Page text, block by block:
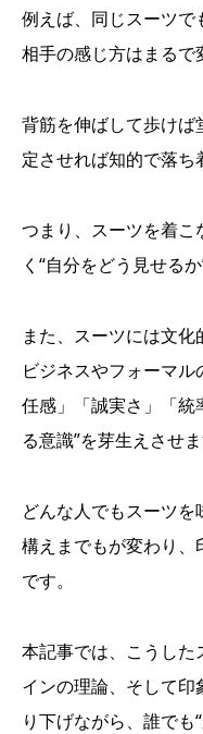
例えば、同じスーツで
相手の感じ方はまるで
背筋を伸ばして歩け
定させれば知的で落ち
つまり、スーツを着こ
く“自分をどう見せる
また、スーツには文
ビジネスやフォーマ
任感」「誠実さ」「統
る意識”を芽生えさせま
どんな人でもスーツ
構えまでもが変わり
です。
本記事では、こうし
インの理論、そして
り下げながら、誰でも